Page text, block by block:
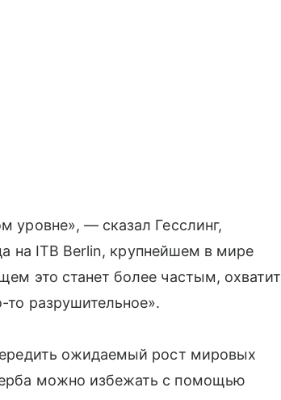
уровне», — сказал Гесслинг,
на ITB Berlin, крупнейшем в мире
это станет более частым, охватит
то разрушительное».
ожидаемый рост мировых
можно избежать с помощью